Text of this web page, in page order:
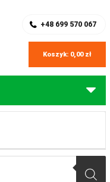
+48 699 570 067
Koszyk: 0,00 zł